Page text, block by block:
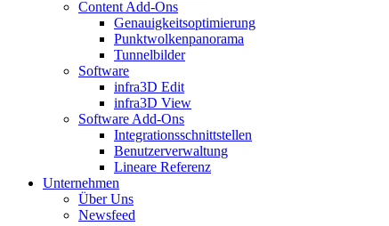
Content Add-Ons
Genauigkeitsoptimierung
Punktwolkenpanorama
Tunnelbilder
Software
infra3D Edit
infra3D View
Software Add-Ons
Integrationsschnittstellen
Benutzerverwaltung
Lineare Referenz
Unternehmen
Über Uns
Newsfeed